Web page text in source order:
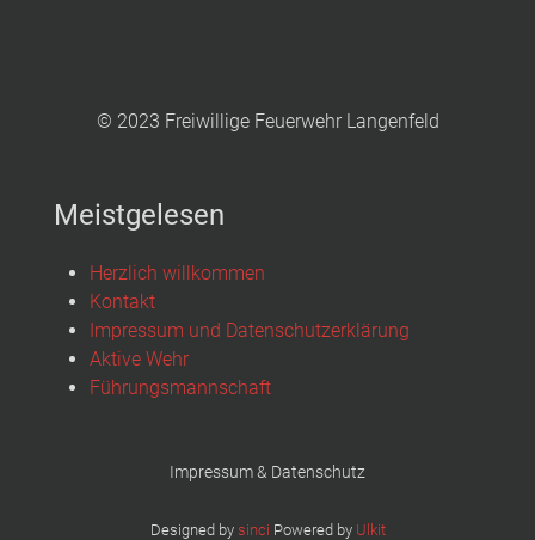
© 2023 Freiwillige Feuerwehr Langenfeld
Meistgelesen
Herzlich willkommen
Kontakt
Impressum und Datenschutzerklärung
Aktive Wehr
Führungsmannschaft
Impressum & Datenschutz
Designed by sinci Powered by Ulkit